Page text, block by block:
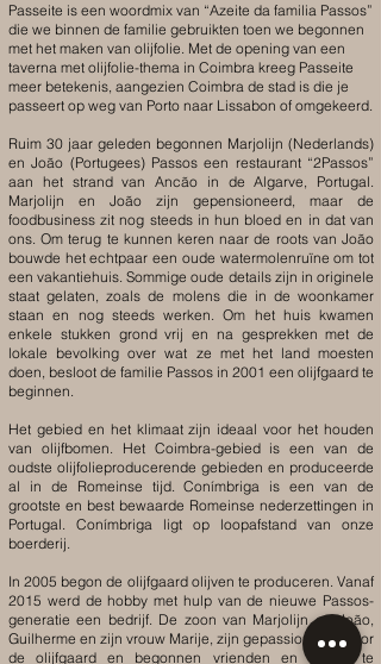
Passeite is een woordmix van “Azeite da familia Passos”
die we binnen de familie gebruikten toen we begonnen
met het maken van olijfolie. Met de opening van een
taverna met olijfolie-thema in Coimbra kreeg Passeite
meer betekenis, aangezien Coimbra de stad is die je
passeert op weg van Porto naar Lissabon of omgekeerd.
Ruim 30 jaar geleden begonnen Marjolijn (Nederlands)
en João (Portugees) Passos een restaurant “2Passos”
aan het strand van Ancão in de Algarve, Portugal.
Marjolijn en João zijn gepensioneerd, maar de
foodbusiness zit nog steeds in hun bloed en in dat van
ons. Om terug te kunnen keren naar de roots van João
bouwde het echtpaar een oude watermolenruïne om tot
een vakantiehuis. Sommige oude details zijn in originele
staat gelaten, zoals de molens die in de woonkamer
staan ​​en nog steeds werken. Om het huis kwamen
enkele stukken grond vrij en na gesprekken met de
lokale bevolking over wat ze met het land moesten
doen, besloot de familie Passos in 2001 een olijfgaard te
beginnen.
Het gebied en het klimaat zijn ideaal voor het houden
van olijfbomen. Het Coimbra-gebied is een van de
oudste olijfolieproducerende gebieden en produceerde
al in de Romeinse tijd. Conímbriga is een van de
grootste en best bewaarde Romeinse nederzettingen in
Portugal. Conímbriga ligt op loopafstand van onze
boerderij.
In 2005 begon de olijfgaard olijven te produceren. Vanaf
2015 werd de hobby met hulp van de nieuwe Passos-
generatie een bedrijf. De zoon van Marjolijn en João,
Guilherme en zijn vrouw Marije, zijn gepassioneerd door
de olijfgaard en begonnen vrienden en familie te